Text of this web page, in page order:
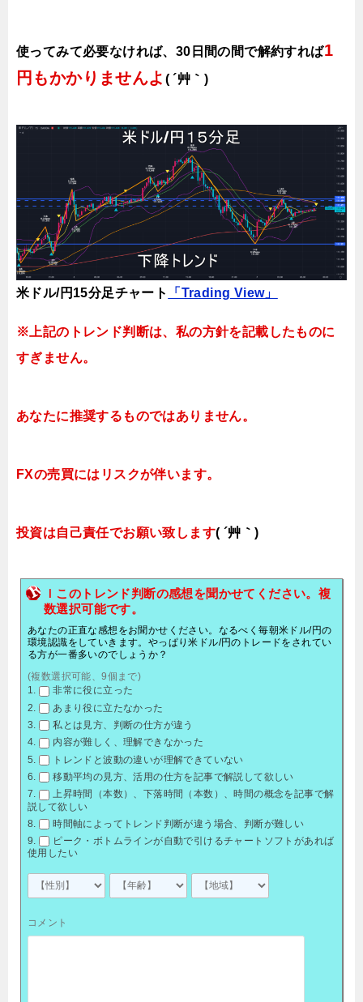
使ってみて必要なければ、30日間の間で解約すれば1
円もかかりませんよ ( ´艸｀)
米ドル/円15分足チャート 「Trading View」
※上記のトレンド判断は、私の方針を記載したものに
すぎません。
あなたに推奨するものではありません。
FXの売買にはリスクが伴います。
投資は自己責任でお願い致します( ´艸｀)
ｌこのトレンド判断の感想を聞かせてください。複
数選択可能です。
あなたの正直な感想をお聞かせください。なるべく毎朝米ドル/円の
環境認識をしていきます。やっぱり米ドル/円のトレードをされてい
る方が一番多いのでしょうか？
(複数選択可能、9個まで)
非常に役に立った
あまり役に立たなかった
私とは見方、判断の仕方が違う
内容が難しく、理解できなかった
トレンドと波動の違いが理解できていない
移動平均の見方、活用の仕方を記事で解説して欲しい
上昇時間（本数）、下落時間（本数）、時間の概念を記事で解
説して欲しい
時間軸によってトレンド判断が違う場合、判断が難しい
ピーク・ボトムラインが自動で引けるチャートソフトがあれば
使用したい
コメント